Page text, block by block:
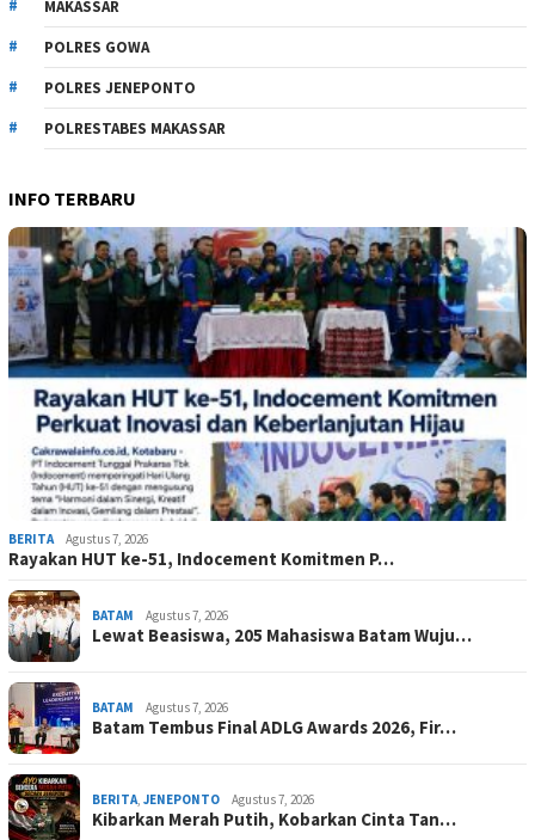
MAKASSAR
POLRES GOWA
POLRES JENEPONTO
POLRESTABES MAKASSAR
INFO TERBARU
BERITA Agustus 7, 2026
Rayakan HUT ke-51, Indocement Komitmen P…
BATAM Agustus 7, 2026
Lewat Beasiswa, 205 Mahasiswa Batam Wuju…
BATAM Agustus 7, 2026
Batam Tembus Final ADLG Awards 2026, Fir…
BERITA, JENEPONTO Agustus 7, 2026
Kibarkan Merah Putih, Kobarkan Cinta Tan…